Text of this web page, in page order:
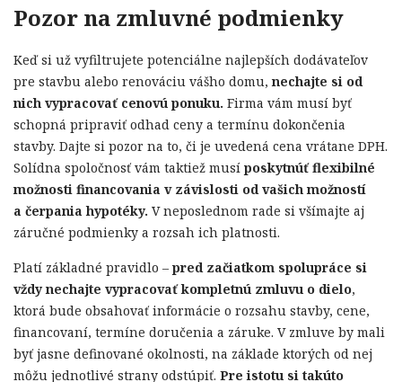
Pozor na zmluvné podmienky
Keď si už vyfiltrujete potenciálne najlepších dodávateľov
pre stavbu alebo renováciu vášho domu,nechajte si od
nich vypracovať cenovú ponuku. Firma vám musí byť
schopná pripraviť odhad ceny a termínu dokončenia
stavby. Dajte si pozor na to, či je uvedená cena vrátane DPH.
Solídna spoločnosť vám taktiež musí poskytnúť flexibilné
možnosti financovania v závislosti od vašich možností
a čerpania hypotéky. V neposlednom rade si všímajte aj
záručné podmienky a rozsah ich platnosti.
Platí základné pravidlo – pred začiatkom spolupráce si
vždy nechajte vypracovať kompletnú zmluvu o dielo,
ktorá bude obsahovať informácie o rozsahu stavby, cene,
financovaní, termíne doručenia a záruke. V zmluve by mali
byť jasne definované okolnosti, na základe ktorých od nej
môžu jednotlivé strany odstúpiť. Pre istotu si takúto